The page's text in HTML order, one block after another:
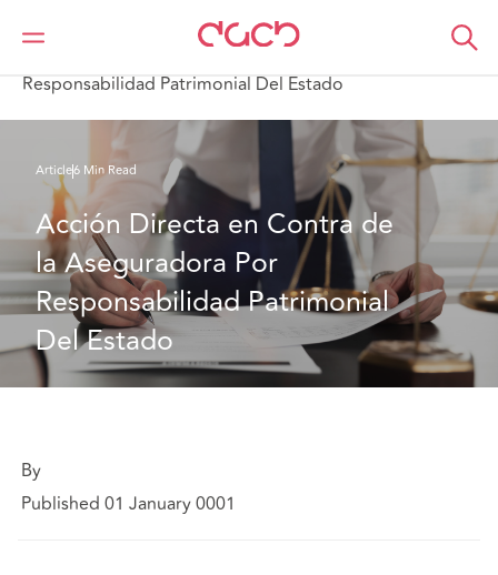
DAC Beachcroft
Ce que nous pensons
Responsabilidad Patrimonial Del Estado
Article6 Min Read
Acción Directa en Contra de
la Aseguradora Por
Responsabilidad Patrimonial
Del Estado
By
Published 01 January 0001